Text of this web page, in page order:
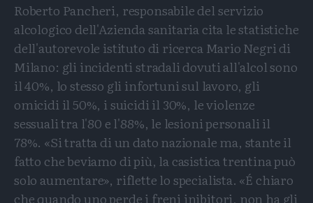
Roberto Pancheri, responsabile del servizio
alcologico dell'Azienda sanitaria cita le statistiche
dell'autorevole istituto di ricerca Mario Negri di
Milano: gli incidenti stradali dovuti all'alcol sono
il 40%, lo stesso gli infortuni sul lavoro, gli
omicidi il 50%, i suicidi il 30%, le violenze
sessuali tra l'80 e l'88%, le lesioni personali il
78%. «Si tratta di un dato nazionale ma, stante il
fatto che beviamo di più, la casistica trentina può
solo aumentare», riflette lo specialista. «É chiaro
che quando uno perde i freni inibitori, non ha gli